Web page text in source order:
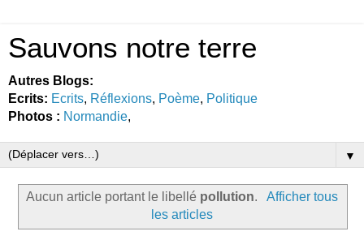
Sauvons notre terre
Autres Blogs:
Ecrits: Ecrits, Réflexions, Poème, Politique
Photos : Normandie,
▼
Aucun article portant le libellé pollution.
Afficher tous
les articles